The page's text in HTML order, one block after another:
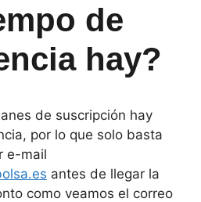
de
hay?
de suscripción hay
por lo que solo basta
e-mail
antes de llegar la
como veamos el correo